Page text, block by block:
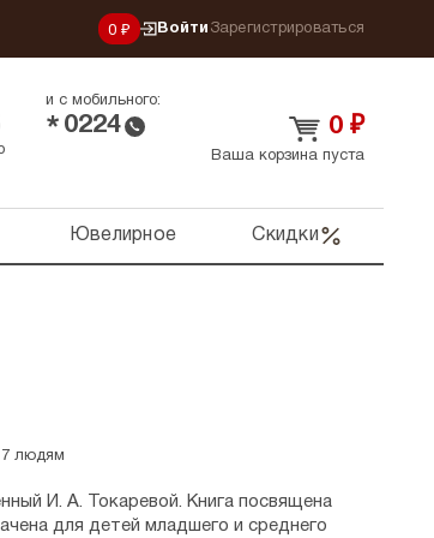
0 ₽ Войти Зарегистрироваться
и с мобильного:
* 0224 0 ₽
Ваша корзина пуста
Ювелирное Скидки
людям
И. А. Токаревой. Книга посвящена
для детей младшего и среднего